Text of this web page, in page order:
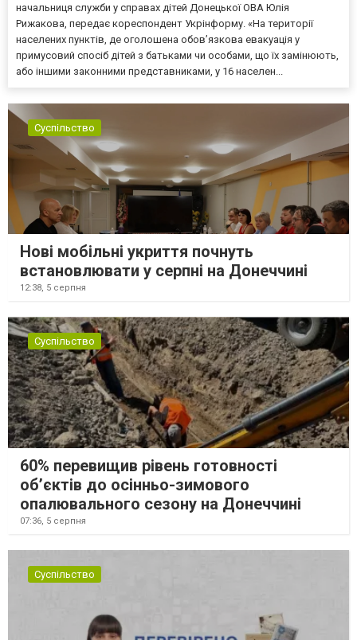
начальниця служби у справах дітей Донецької ОВА Юлія
Рижакова, передає кореспондент Укрінформу. «На території
населених пунктів, де оголошена обов’язкова евакуація у
примусовий спосіб дітей з батьками чи особами, що їх замінюють,
або іншими законними представниками, у 16 населен...
Суспільство
Нові мобільні укриття почнуть
встановлювати у серпні на Донеччині
12:38, 5 серпня
Суспільство
60% перевищив рівень готовності
об’єктів до осінньо-зимового
опалювального сезону на Донеччині
07:36, 5 серпня
Суспільство